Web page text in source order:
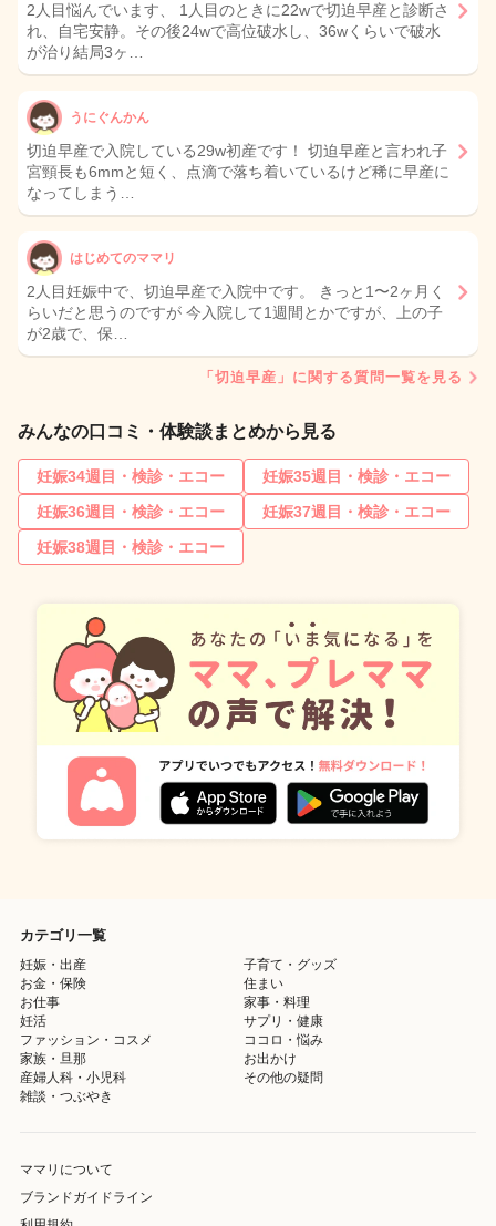
2人目悩んでいます、 1人目のときに22wで切迫早産と診断さ
れ、自宅安静。その後24wで高位破水し、36wくらいで破水
が治り結局3ヶ…
うにぐんかん
切迫早産で入院している29w初産です！ 切迫早産と言われ子
宮頸長も6mmと短く、点滴で落ち着いているけど稀に早産に
なってしまう…
はじめてのママリ
2人目妊娠中で、切迫早産で入院中です。 きっと1〜2ヶ月く
らいだと思うのですが 今入院して1週間とかですが、上の子
が2歳で、保…
「切迫早産」に関する質問一覧を見る
みんなの口コミ・体験談まとめから見る
妊娠34週目・検診・エコー
妊娠35週目・検診・エコー
妊娠36週目・検診・エコー
妊娠37週目・検診・エコー
妊娠38週目・検診・エコー
カテゴリ一覧
妊娠・出産
子育て・グッズ
お金・保険
住まい
お仕事
家事・料理
妊活
サプリ・健康
ファッション・コスメ
ココロ・悩み
家族・旦那
お出かけ
産婦人科・小児科
その他の疑問
雑談・つぶやき
ママリについて
ブランドガイドライン